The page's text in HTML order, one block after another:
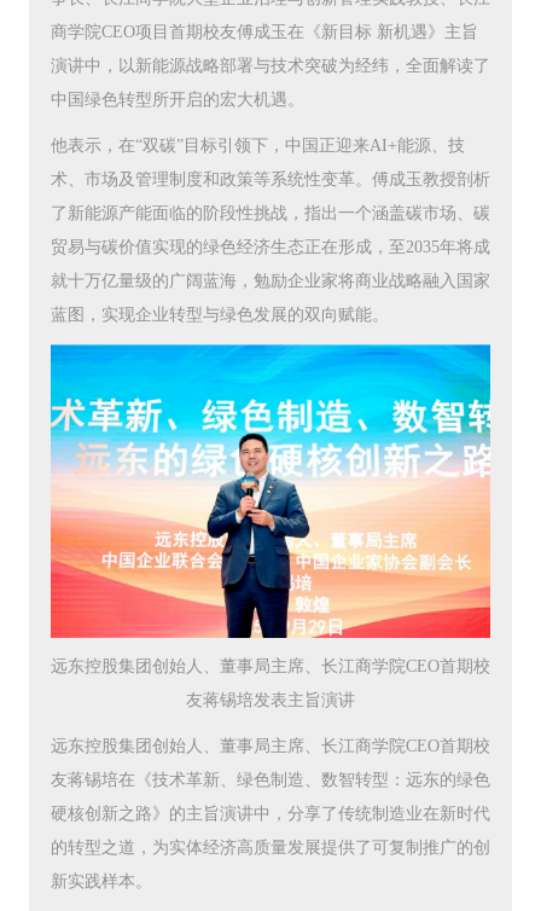
商学院CEO项目首期校友傅成玉在《新目标 新机遇》主旨
演讲中，以新能源战略部署与技术突破为经纬，全面解读了
中国绿色转型所开启的宏大机遇。
他表示，在“双碳”目标引领下，中国正迎来AI+能源、技
术、市场及管理制度和政策等系统性变革。傅成玉教授剖析
了新能源产能面临的阶段性挑战，指出一个涵盖碳市场、碳
贸易与碳价值实现的绿色经济生态正在形成，至2035年将成
就十万亿量级的广阔蓝海，勉励企业家将商业战略融入国家
蓝图，实现企业转型与绿色发展的双向赋能。
远东控股集团创始人、董事局主席、长江商学院CEO首期校
友蒋锡培发表主旨演讲
远东控股集团创始人、董事局主席、长江商学院CEO首期校
友蒋锡培在《技术革新、绿色制造、数智转型：远东的绿色
硬核创新之路》的主旨演讲中，分享了传统制造业在新时代
的转型之道，为实体经济高质量发展提供了可复制推广的创
新实践样本。